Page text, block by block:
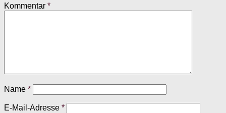
Kommentar *
Name *
E-Mail-Adresse *